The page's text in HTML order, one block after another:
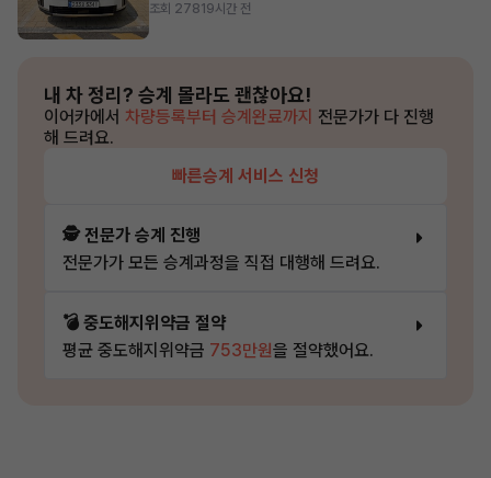
조회 27819시간 전
내 차 정리? 승계 몰라도 괜찮아요!
이어카에서 차량등록부터 승계완료까지 전문가가 다 진행
해 드려요.
빠른승계 서비스 신청
🕵️ 전문가 승계 진행
전문가가 모든 승계과정을 직접 대행해 드려요.
💣 중도해지위약금 절약
평균 중도해지위약금 753만원을 절약했어요.